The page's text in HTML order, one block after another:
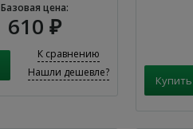
Базовая цена:
610 ₽
К сравнению
Нашли дешевле?